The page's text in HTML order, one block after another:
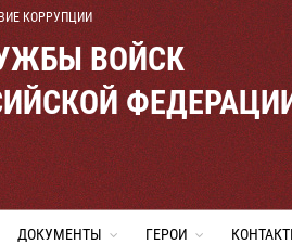
КОРРУПЦИИ
ВОЙСК
ДОКУМЕНТЫ ГЕРОИ